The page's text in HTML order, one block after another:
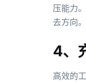
压能力
去方向。
4、
高效的